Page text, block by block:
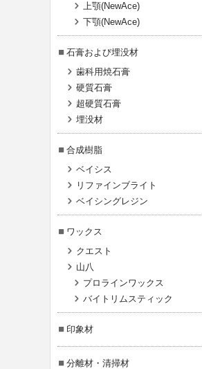
上顎(NewAce)
下顎(NewAce)
石膏および埋没材
歯科用焼石膏
硬質石膏
超硬質石膏
埋没材
合成樹脂
ベイシス
リファインブライト
ベイシングレジン
ワックス
クエスト
山八
プロラインワックス
バイトリムスティック
印象材
分離材・清掃材